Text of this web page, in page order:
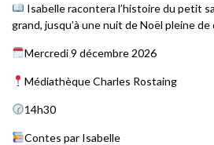
Isabelle racontera l’histoire du petit
grand, jusqu’à une nuit de Noël pleine de
Mercredi 9 décembre 2026
Médiathèque Charles Rostaing
14h30
Contes par Isabelle